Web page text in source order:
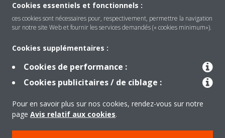
Solutions
À propos de Daikin
Cookies essentiels et fonctionnels :
ces cookies sont nécessaires pour, respectivement, permettre la navigation
sur notre site Web et fournir les services demandés (« cookies minimum»).
Cookies supplémentaires :
Cookies de performance :
Cookies publicitaires / de ciblage :
Pour en savoir plus sur nos cookies, rendez-vous sur notre
page Avis relatif aux cookies.